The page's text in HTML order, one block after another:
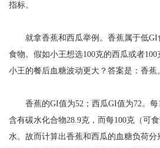
指标。
就拿香蕉和西瓜举例。香蕉属于低GI
食物。假如小王想选100克的西瓜或者
小王的餐后血糖波动更大？答案是：香蕉
香蕉的GI值为52；西瓜GI值为72。每
含有碳水化合物28.9克，而每100克（可
水。故而计算出香蕉和西瓜的血糖负荷分